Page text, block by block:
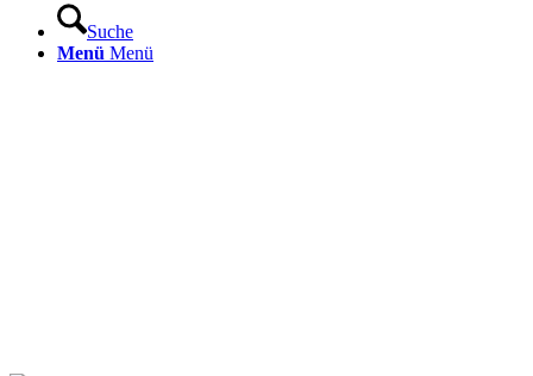
Suche
Menü Menü